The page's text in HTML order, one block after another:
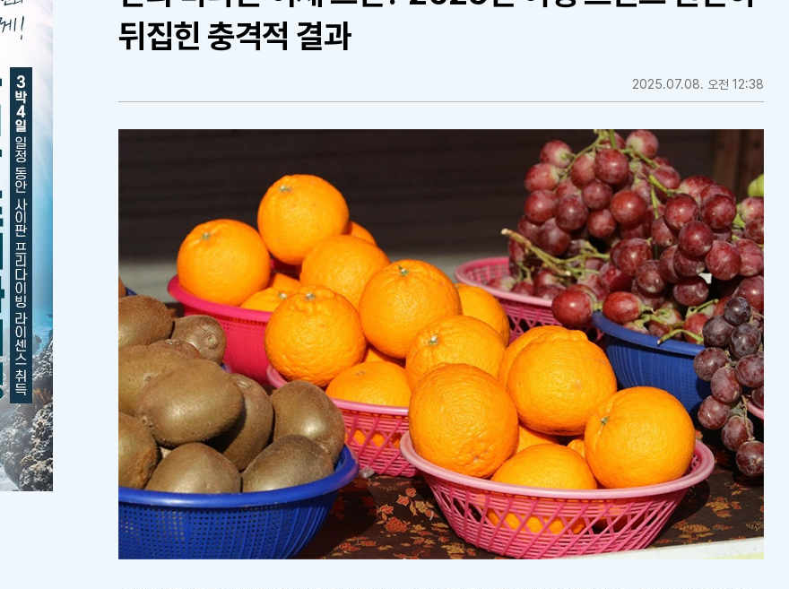
뒤집힌 충격적 결과
2025.07.08. 오전 12:38